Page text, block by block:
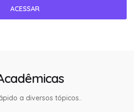
ACESSAR
a diversos tópicos..